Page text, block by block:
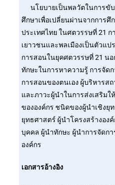
นโยบายเป็นพลวัตในการขับ
ศึกษาเพื่อเปลี่ยนผ่านจากการศึ
ประเทศไทย ในศตวรรษที่ 21
เยาวชนและพลเมืองเป็นตัวแ
การสอนในยุคศตวรรษที่ 21 น
ทักษะในการหาความรู้ การจัด
การสอนของตนเอง ผู้บริหารส
และภาวะผู้นำในการส่งเสริมใ
ขององค์กร ชนิดของผู้นำเชิงยุ
ยุทธศาสตร์ ผู้นำโครงสร้างอง
บุคคล ผู้นำทักษะ ผู้นำการจัดก
องค์กร
เอกสารอ้างอิง